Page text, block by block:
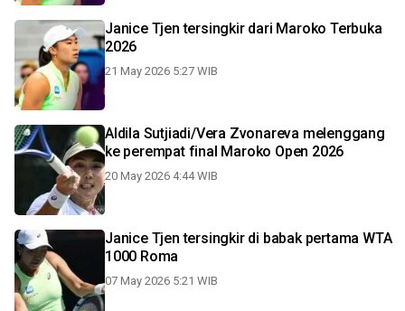
Janice Tjen tersingkir dari Maroko Terbuka
2026
21 May 2026 5:27 WIB
Aldila Sutjiadi/Vera Zvonareva melenggang
ke perempat final Maroko Open 2026
20 May 2026 4:44 WIB
Janice Tjen tersingkir di babak pertama WTA
1000 Roma
07 May 2026 5:21 WIB